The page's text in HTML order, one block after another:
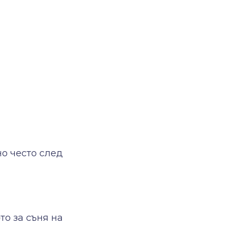
често след
за съня на